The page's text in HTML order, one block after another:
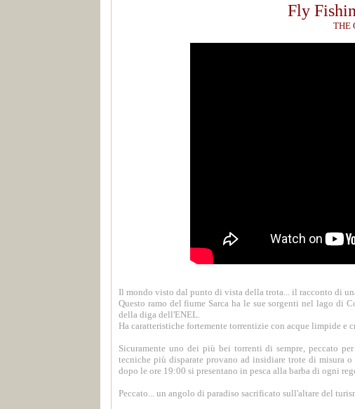
Fly
THE
Il mondo visto dal punto di vista della trota... il racconto di
Questo ramo del fiume Sarca ha le sue sorgenti nel lago di
della diga dell'ENEL.
Ha caratteristiche fortemente torrentizie con acque limpide e
Sicuramente uno dei più bei torrenti di sempre, peccato
tecniche più disparate provano ad insidiare trote di misura
dopo le ore 19:00 si presentano in pesca alla barba di ogni
Peccato... un angolo di paradiso sacrificato sull'altare del